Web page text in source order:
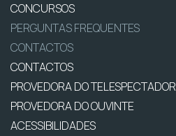
CONCURSOS
PERGUNTAS FREQUENTES
CONTACTOS
CONTACTOS
PROVEDORA DO TELESPECTADOR
PROVEDORA DO OUVINTE
ACESSIBILIDADES